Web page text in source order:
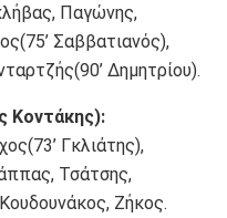
Παγώνης,
Σαββατιανός),
Δημητρίου).
Κοντάκης):
Γκλιάτης),
Τσάτσης,
Ζήκος.